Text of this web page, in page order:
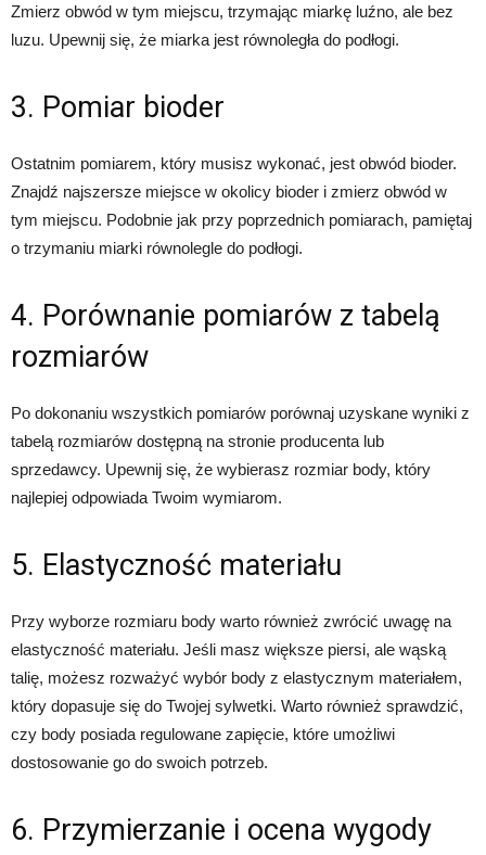
Zmierz obwód w tym miejscu, trzymając miarkę luźno, ale bez
luzu. Upewnij się, że miarka jest równoległa do podłogi.
3. Pomiar bioder
Ostatnim pomiarem, który musisz wykonać, jest obwód bioder.
Znajdź najszersze miejsce w okolicy bioder i zmierz obwód w
tym miejscu. Podobnie jak przy poprzednich pomiarach, pamiętaj
o trzymaniu miarki równolegle do podłogi.
4. Porównanie pomiarów z tabelą
rozmiarów
Po dokonaniu wszystkich pomiarów porównaj uzyskane wyniki z
tabelą rozmiarów dostępną na stronie producenta lub
sprzedawcy. Upewnij się, że wybierasz rozmiar body, który
najlepiej odpowiada Twoim wymiarom.
5. Elastyczność materiału
Przy wyborze rozmiaru body warto również zwrócić uwagę na
elastyczność materiału. Jeśli masz większe piersi, ale wąską
talię, możesz rozważyć wybór body z elastycznym materiałem,
który dopasuje się do Twojej sylwetki. Warto również sprawdzić,
czy body posiada regulowane zapięcie, które umożliwi
dostosowanie go do swoich potrzeb.
6. Przymierzanie i ocena wygody